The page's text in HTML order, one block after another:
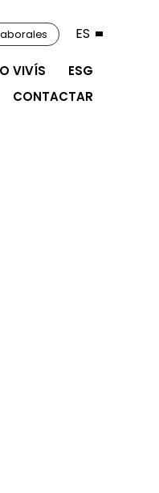
VIVÍS
ESG
CONTACTAR
ES